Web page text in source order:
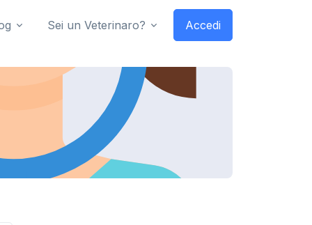
Sei un Veterinaro? Accedi